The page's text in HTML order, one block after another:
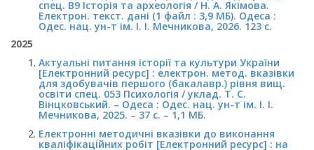
спец. В9 Історія та археологія / Н. А. Якімова.
Електрон. текст. дані (1 файл : 3,9 МБ). Одеса :
Одес. нац. ун-т ім. І. І. Мечникова, 2026. 123 с.
2025
Актуальні питання історії та культури України
[Електронний ресурс] : електрон. метод. вказівки
для здобувачів першого (бакалавр.) рівня вищ.
освіти спец. 053 Психологія / уклад. Т. С.
Вінцковський. – Одеса : Одес. нац. ун-т ім. І. І.
Мечникова, 2025. – 37 с. – 1,1 МБ.
Електронні методичні вказівки до виконання
кваліфікаційних робіт [Електронний ресурс] : на